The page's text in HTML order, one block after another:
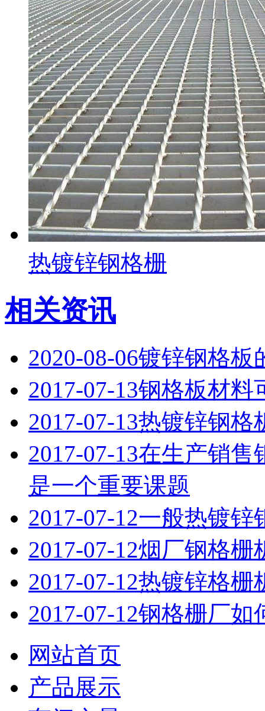
热镀锌钢格栅
相关资讯
2020-08-06镀锌钢格板
2017-07-13钢格板材料
2017-07-13热镀锌钢格
2017-07-13在生产销售
是一个重要课题
2017-07-12一般热镀锌
2017-07-12烟厂钢格栅
2017-07-12热镀锌格栅
2017-07-12钢格栅厂如
网站首页
产品展示